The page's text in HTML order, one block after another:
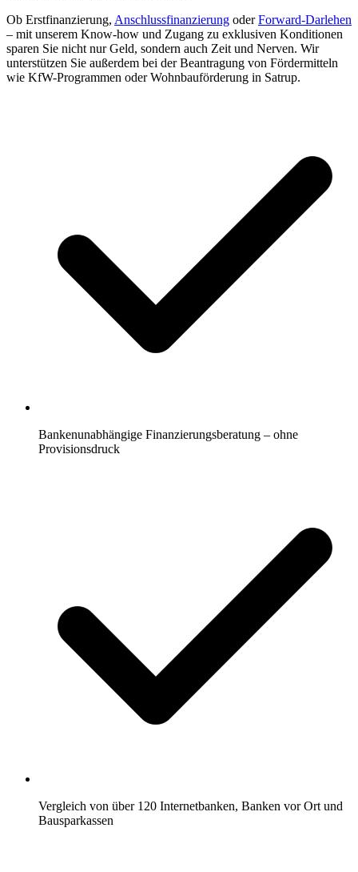
Ob Erstfinanzierung, Anschlussfinanzierung oderForward-Darlehen
– mit unserem Know-how und Zugang zu exklusiven Konditionen
sparen Sie nicht nur Geld, sondern auch Zeit und Nerven. Wir
unterstützen Sie außerdem bei der Beantragung von Fördermitteln
wie KfW-Programmen oder Wohnbauförderung in Satrup.
Bankenunabhängige Finanzierungsberatung – ohne
Provisionsdruck
Vergleich von über 120 Internetbanken, Banken vor Ort und
Bausparkassen